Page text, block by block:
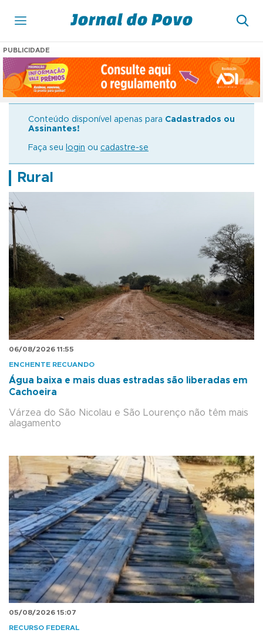
PUBLICIDADE
Conteúdo disponível apenas para Cadastrados ou
Assinantes!
Faça seu login ou cadastre-se
Rural
06/08/2026 11:55
ENCHENTE RECUANDO
Água baixa e mais duas estradas são liberadas em
Cachoeira
Várzea do São Nicolau e São Lourenço não têm mais
alagamento
05/08/2026 15:07
RECURSO FEDERAL